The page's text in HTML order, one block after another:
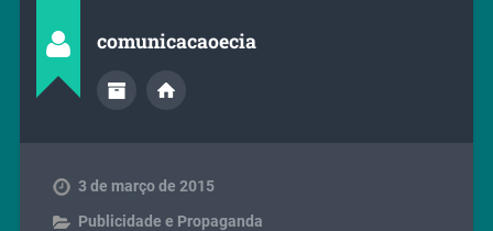
comunicacaoecia
3 de março de 2015
Publicidade e Propaganda